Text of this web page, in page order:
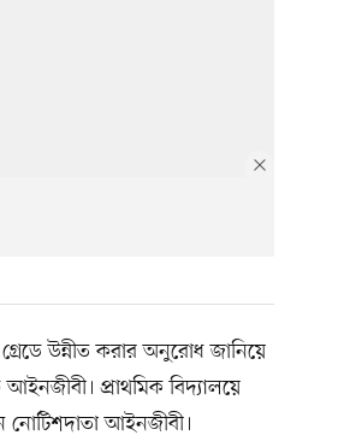
উন্নীত করার অনুরোধ জানিয়ে
প্রাথমিক বিদ্যালয়ে
নোটিশদাতা আইনজীবী।